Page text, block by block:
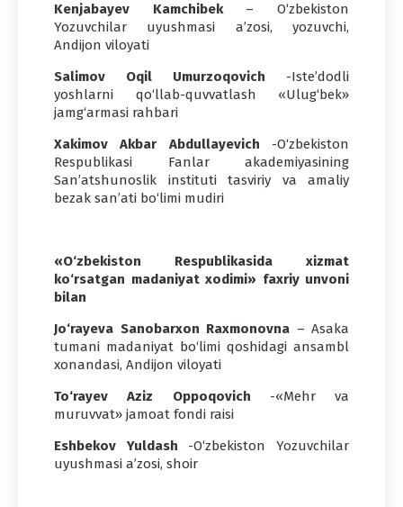
Kenjabayev Kamchibek– O‘zbekiston
Yozuvchilar uyushmasi a’zosi, yozuvchi,
Andijon viloyati
Salimov Oqil Umurzoqovich -Iste’dodli
yoshlarni qo‘llab-quvvatlash «Ulug‘bek»
jamg‘armasi rahbari
Xakimov Akbar Abdullayevich -O‘zbekiston
Respublikasi Fanlar akademiyasining
San’atshunoslik instituti tasviriy va amaliy
bezak san’ati bo‘limi mudiri
«O‘zbekiston Respublikasida xizmat
ko‘rsatgan madaniyat xodimi» faxriy unvoni
bilan
Jo‘rayeva Sanobarxon Raxmonovna – Asaka
tumani madaniyat bo‘limi qoshidagi ansambl
xonandasi, Andijon viloyati
To‘rayev Aziz Oppoqovich -«Mehr va
muruvvat» jamoat fondi raisi
Eshbekov Yuldash -O‘zbekiston Yozuvchilar
uyushmasi a’zosi, shoir